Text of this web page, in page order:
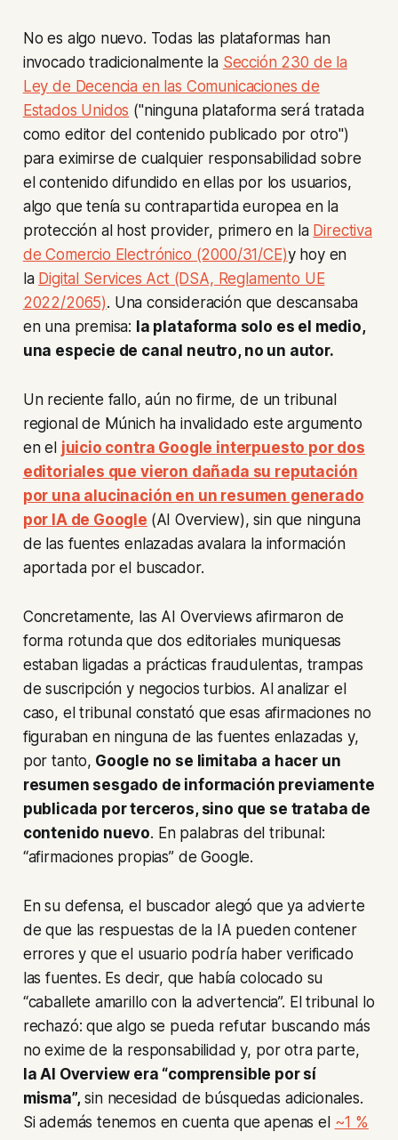
No es algo nuevo. Todas las plataformas han
invocado tradicionalmente la Sección 230 de la
Ley de Decencia en las Comunicaciones de
Estados Unidos ("ninguna plataforma será tratada
como editor del contenido publicado por otro")
para eximirse de cualquier responsabilidad sobre
el contenido difundido en ellas por los usuarios,
algo que tenía su contrapartida europea en la
protección al host provider, primero en la Directiva
de Comercio Electrónico (2000/31/CE)y hoy en
la Digital Services Act (DSA, Reglamento UE
2022/2065). Una consideración que descansaba
en una premisa: la plataforma solo es el medio,
una especie de canal neutro, no un autor.
Un reciente fallo, aún no firme, de un tribunal
regional de Múnich ha invalidado este argumento
en el juicio contra Google interpuesto por dos
editoriales que vieron dañada su reputación
por una alucinación en un resumen generado
por IA de Google (AI Overview), sin que ninguna
de las fuentes enlazadas avalara la información
aportada por el buscador.
Concretamente, las AI Overviews afirmaron de
forma rotunda que dos editoriales muniquesas
estaban ligadas a prácticas fraudulentas, trampas
de suscripción y negocios turbios. Al analizar el
caso, el tribunal constató que esas afirmaciones no
figuraban en ninguna de las fuentes enlazadas y,
por tanto, Google no se limitaba a hacer un
resumen sesgado de información previamente
publicada por terceros, sino que se trataba de
contenido nuevo. En palabras del tribunal:
“afirmaciones propias” de Google.
En su defensa, el buscador alegó que ya advierte
de que las respuestas de la IA pueden contener
errores y que el usuario podría haber verificado
las fuentes. Es decir, que había colocado su
“caballete amarillo con la advertencia”. El tribunal lo
rechazó: que algo se pueda refutar buscando más
no exime de la responsabilidad y, por otra parte,
la AI Overview era “comprensible por sí
misma”,sin necesidad de búsquedas adicionales.
Si además tenemos en cuenta que apenas el ~1 %